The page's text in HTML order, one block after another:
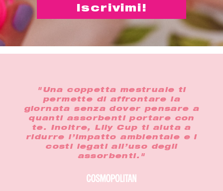
"Una coppetta mestruale ti
permette di affrontare la
giornata senza dover pensare a
quanti assorbenti portare con
te. Inoltre, Lily Cup ti aiuta a
ridurre l’impatto ambientale e i
costi legati all’uso degli
assorbenti."